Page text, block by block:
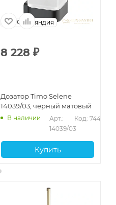
Финляндия
8 228 ₽
Дозатор Timo Selene
14039/03, черный матовый
В наличии
Арт.:
14039/03
Код: 74474
Купить